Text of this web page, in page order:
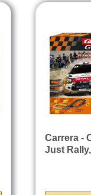
Carrera -
Just